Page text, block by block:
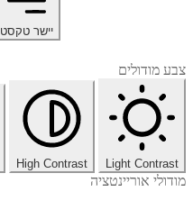
יישר טקסט
צבע מודולים
Light Contrast
High Contrast
מודולי אוריינטציה